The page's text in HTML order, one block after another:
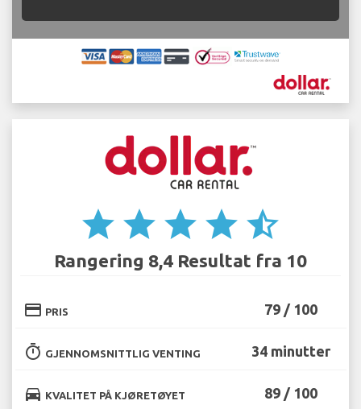
star star star star star_half
Rangering 8,4 Resultat fra 10
credit_card PRIS 79 / 100
timer GJENNOMSNITTLIG VENTING 34 minutter
directions_car KVALITET PÅ KJØRETØYET 89 / 100